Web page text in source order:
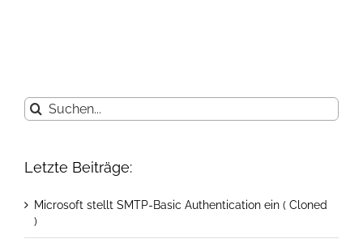
Suche
nach:
Letzte Beiträge:
Microsoft stellt SMTP-Basic Authentication ein ( Cloned
)